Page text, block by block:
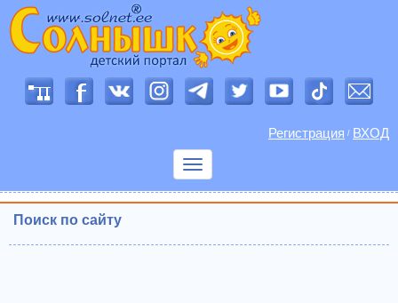
Регистрация / ВХОД
Показать
Поиск по сайту